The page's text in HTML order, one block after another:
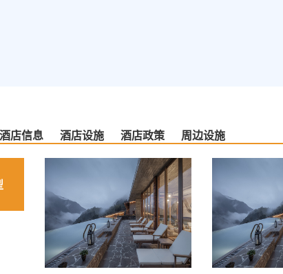
店信息 酒店设施 酒店政策 周边设施